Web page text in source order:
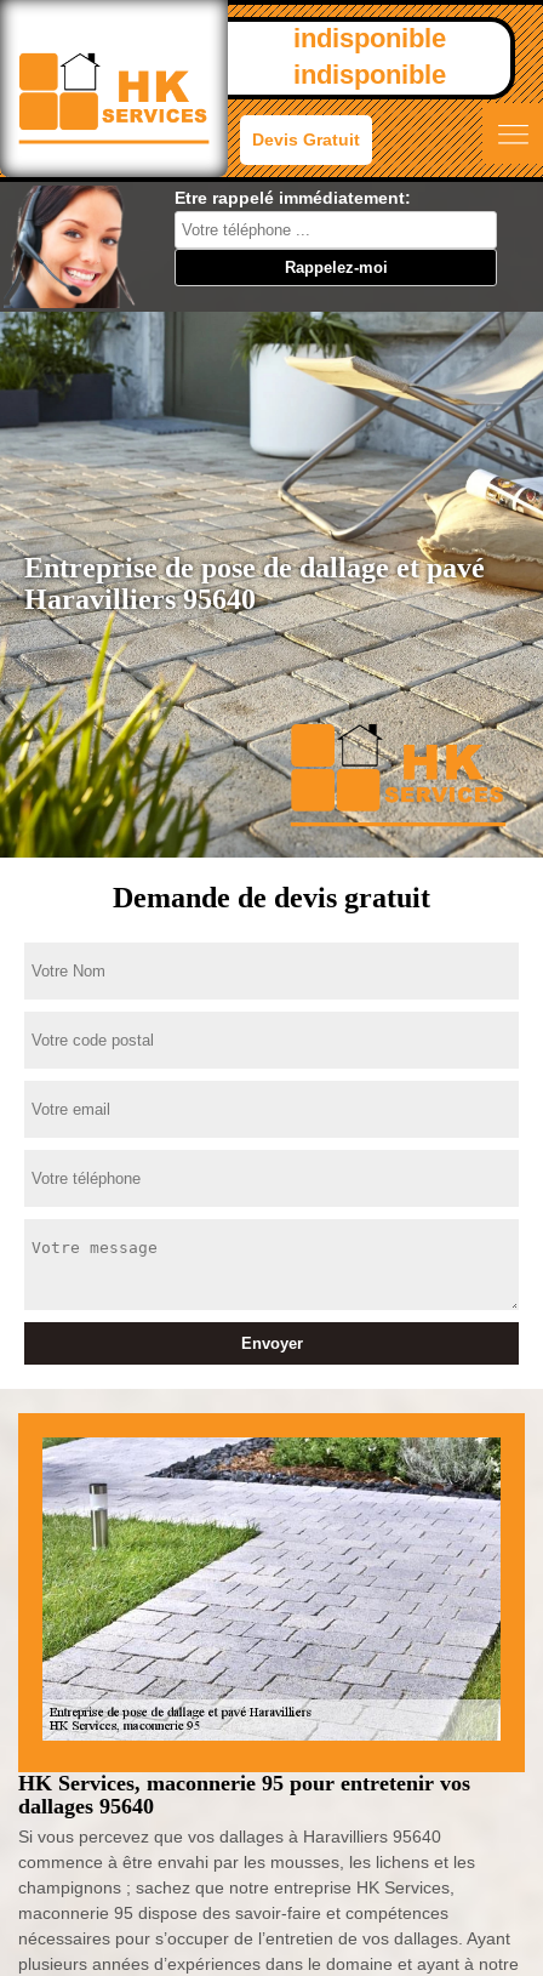
indisponible
indisponible
Devis Gratuit
Etre rappelé immédiatement:
Entreprise de pose de dallage et pavé
Haravilliers 95640
Demande de devis gratuit
HK Services, maconnerie 95 pour entretenir vos
dallages 95640
Si vous percevez que vos dallages à Haravilliers 95640
commence à être envahi par les mousses, les lichens et les
champignons ; sachez que notre entreprise HK Services,
maconnerie 95 dispose des savoir-faire et compétences
nécessaires pour s’occuper de l’entretien de vos dallages. Ayant
plusieurs années d’expériences dans le domaine et ayant à notre